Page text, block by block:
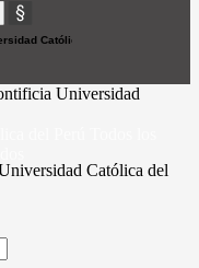
Universidad
Católica del